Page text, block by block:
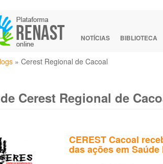
NOTÍCIAS BIBLIOTECA
» Cerest Regional de Cacoal
Cerest Regional de
CEREST Cacoal
das ações em